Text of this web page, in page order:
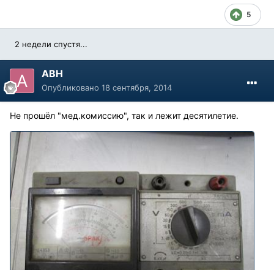
5
2 недели спустя...
АВН
Опубликовано 18 сентября, 2014
Не прошёл "мед.комиссию", так и лежит десятилетие.